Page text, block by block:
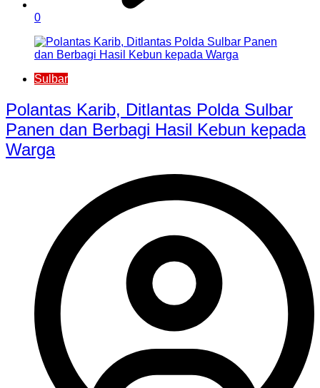
0
Sulbar
Polantas Karib, Ditlantas Polda Sulbar
Panen dan Berbagi Hasil Kebun kepada
Warga